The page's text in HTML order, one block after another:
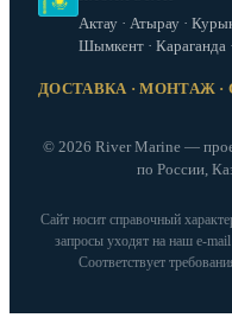
Актау · Атырау ·
Шымкент · Караганда
ДОСТАВКА · МОНТАЖ
© 2026 River Marine —
по России,
Сайт носит справочный
запросы уходят на наш
Соответствует